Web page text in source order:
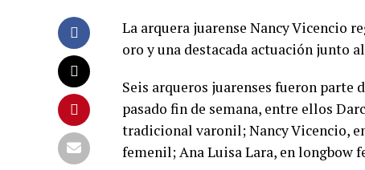
La arquera juarense Nancy Vicencio
oro y una destacada actuación junto
Seis arqueros juarenses fueron parte
pasado fin de semana, entre ellos
tradicional varonil; Nancy Vicencio,
femenil; Ana Luisa Lara, en longbow